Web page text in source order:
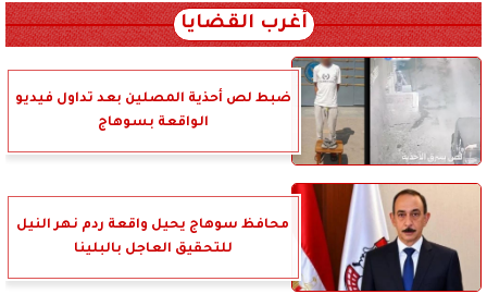
أغرب القضايا
ضبط لص أحذية المصلين بعد تداول فيديو
الواقعة بسوهاج
محافظ سوهاج يحيل واقعة ردم نهر النيل
للتحقيق العاجل بالبلينا